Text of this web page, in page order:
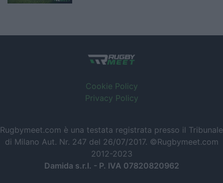
Cookie Policy
Privacy Policy
Rugbymeet.com è una testata registrata presso il Tribunale
di Milano Aut. Nr. 247 del 26/07/2017. ©Rugbymeet.com
2012-2023
Damida s.r.l. - P. IVA 07820820962